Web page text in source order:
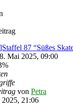
87 “Süßes
Mai 2025, 09:00
von Petra
21:06